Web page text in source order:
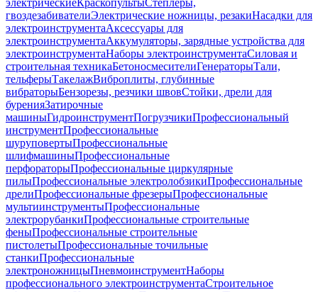
электрическиеКраскопультыСтеплеры,
гвоздезабивателиЭлектрические ножницы, резакиНасадки для
электроинструментаАксессуары для
электроинструментаАккумуляторы, зарядные устройства для
электроинструментаНаборы электроинструментаСиловая и
строительная техникаБетоносмесителиГенераторыТали,
тельферыТакелажВиброплиты, глубинные
вибраторыБензорезы, резчики швовСтойки, дрели для
буренияЗатирочные
машиныГидроинструментПогрузчикиПрофессиональный
инструментПрофессиональные
шуруповертыПрофессиональные
шлифмашиныПрофессиональные
перфораторыПрофессиональные циркулярные
пилыПрофессиональные электролобзикиПрофессиональные
дрелиПрофессиональные фрезерыПрофессиональные
мультиинструментыПрофессиональные
электрорубанкиПрофессиональные строительные
феныПрофессиональные строительные
пистолетыПрофессиональные точильные
станкиПрофессиональные
электроножницыПневмоинструментНаборы
профессионального электроинструментаСтроительное